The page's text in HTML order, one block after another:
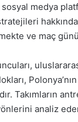
sosyal medya
ve maç
Takımların
analiz